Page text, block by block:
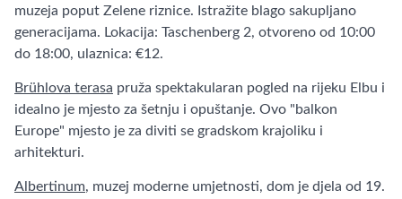
muzeja poput Zelene riznice. Istražite blago sakupljano
generacijama. Lokacija: Taschenberg 2, otvoreno od 10:00
do 18:00, ulaznica: €12.
Brühlova terasa pruža spektakularan pogled na rijeku Elbu i
idealno je mjesto za šetnju i opuštanje. Ovo "balkon
Europe" mjesto je za diviti se gradskom krajoliku i
arhitekturi.
Albertinum, muzej moderne umjetnosti, dom je djela od 19.